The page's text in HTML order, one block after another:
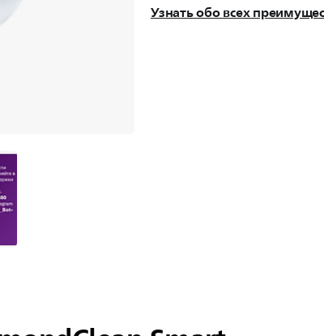
Узнать обо всех